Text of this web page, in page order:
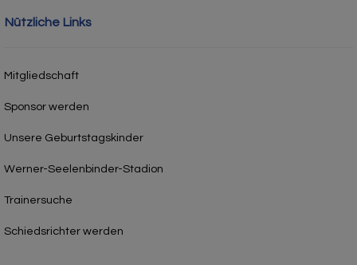
Nützliche Links
Mitgliedschaft
Sponsor werden
Unsere Geburtstagskinder
Werner-Seelenbinder-Stadion
Trainersuche
Schiedsrichter werden